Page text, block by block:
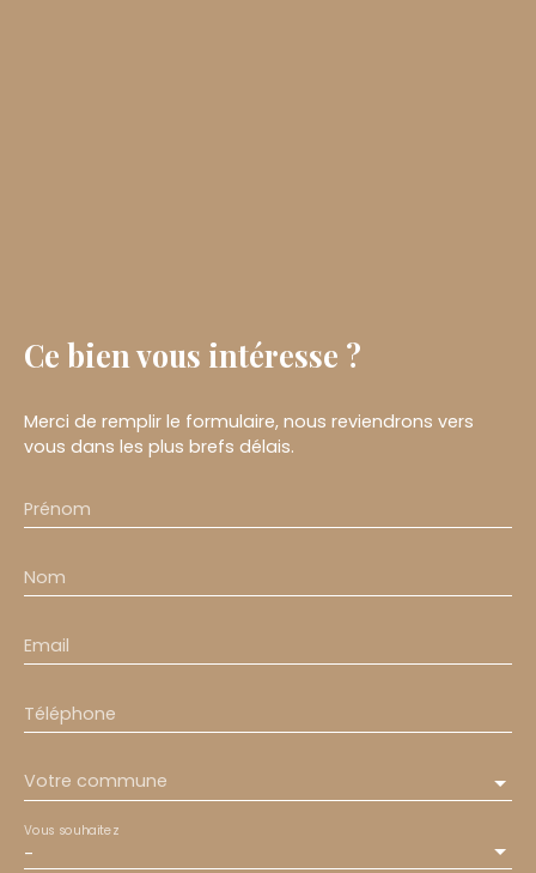
Ce bien vous intéresse ?
Merci de remplir le formulaire, nous reviendrons vers
vous dans les plus brefs délais.
Prénom
Nom
Email
Téléphone
Votre commune
-
Vous souhaitez